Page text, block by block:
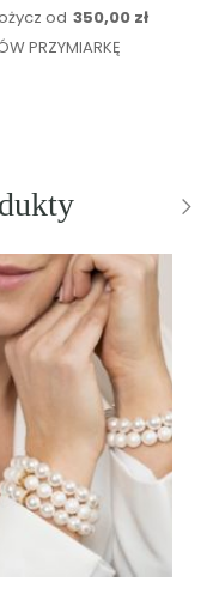
od 350,00 zł
PRZYMIARKĘ